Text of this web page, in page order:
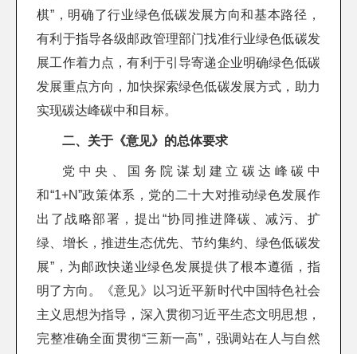
棋”，明确了行业绿色低碳发展方向和基本路径，
有利于指导各级邮政管理部门找准行业绿色低碳发
展工作着力点，有利于引导寄递企业明确绿色低碳
发展重点方向，加快探索绿色低碳发展方式，助力
实现碳达峰碳中和目标。
二、关于《意见》的总体要求
党中央、国务院谋划建立碳达峰碳中
和“1+N”政策体系，党的二十大对推动绿色发展作
出了战略部署，提出“协同推进降碳、减污、扩
绿、增长，推进生态优先、节约集约、绿色低碳发
展”，为邮政快递业绿色发展提供了根本遵循，指
明了方向。《意见》以习近平新时代中国特色社会
主义思想为指导，深入贯彻习近平生态文明思想，
完整准确全面贯彻“三新一高”，强调站在人与自然